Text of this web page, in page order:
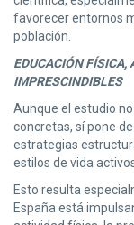
favorecer entornos
población.
EDUCACIÓN FÍSICA,
IMPRESCINDIBLES
Aunque el estudio
concretas, sí pone
estrategias
estilos de vida
Esto resulta
España está